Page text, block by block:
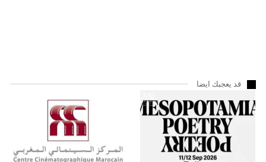
قد يعجبك ايضا